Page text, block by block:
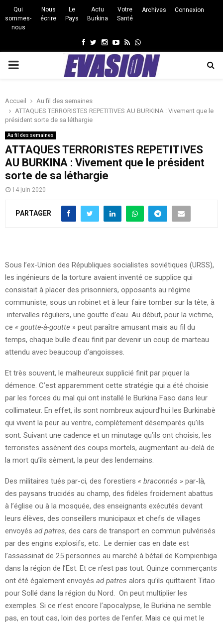
Qui
sommes-
nous
Nous
écrire
Le
Pays
Actu
Burkina
Votre
Santé
Archives Connexion
Facebook
Twitter
Instagram
Youtube
RssWhatsapp
PRIMARY
Accueil
Au fil des semaines
ATTAQUES TERRORISTES REPETITIVES AU BURKINA : Vivement que le
président sorte de sa léthargie
Au fil des semaines
ATTAQUES TERRORISTES REPETITIVES
AU BURKINA : Vivement que le président
sorte de sa léthargie
14 juin 2020
PARTAGER
Sous l’ex-Union des Républiques socialistes soviétiques (URSS),
les ingénieurs de la torture avaient inventé ce supplice qui
consistait à placer des prisonniers, opposants au régime
communiste, sous un robinet et à leur faire tomber sur la tête, à
intervalles réguliers, une goutte d’eau. Au début, pour la victime,
ce « goutte-à-goutte » peut paraître amusant mais au fil du
temps, chaque bulle d’eau finit par devenir un coup de marteau
attendu avec beaucoup d’angoisses.
Et très souvent, le malheureux supplicié finit par piquer la
démence. C’est apparemment cette stratégie qui a été choisie
par les forces du mal qui ont installé le Burkina Faso dans leur
collimateur. En effet, ils sont nombreux aujourd’hui les Burkinabè
qui vivent la peur au ventre, complètement désemparés qu’ils
sont. Suivant une cadence et un minutage qu’ils ont choisis, les
terroristes assènent des coups mortels, augmentant au-delà de
la mort qu’ils sèment, la peur des lendemains.
Des militaires tués par-ci, des forestiers « braconnés » par-là,
des paysans trucidés au champ, des fidèles froidement abattus
à l’église ou à la mosquée, des enseignants exécutés devant
leurs élèves, des conseillers municipaux et chefs de villages
envoyés ad patres, des cars de transport en commun pulvérisés
par des engins explosifs, etc. Le dernier cas en date est
l’assassinat de 25 personnes au marché à bétail de Kompienbiga
dans la région de l’Est. Et ce n’est pas tout. Quinze commerçants
ont été également envoyés ad patres alors qu’ils quittaient Titao
pour Sollé dans la région du Nord. On peut multiplier les
exemples. Si ce n’est encore l’apocalypse, le Burkina ne semble
pas, en tout cas, loin des portes de l’enfer. Mais ce qui met le